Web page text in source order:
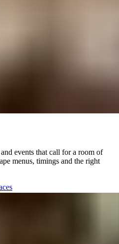
events that call for a room of
menus, timings and the right